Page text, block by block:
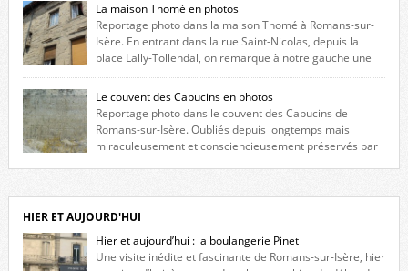
La maison Thomé en photos
Reportage photo dans la maison Thomé à Romans-sur-
Isère. En entrant dans la rue Saint-Nicolas, depuis la
place Lally-Tollendal, on remarque à notre gauche une
maison construite au XVIè siècle. Les deux façades sont ornées de
fenêtres jumelles à meneaux. Entre ces deux étages, on peut voir une
niche qui contient une statue de la Vierge. […]
Le couvent des Capucins en photos
Reportage photo dans le couvent des Capucins de
Romans-sur-Isère. Oubliés depuis longtemps mais
miraculeusement et consciencieusement préservés par
l’histoire de la redécouverte de vestiges du couvent des Capucins ! Petit
retour sur l’histoire […]
HIER ET AUJOURD'HUI
Hier et aujourd’hui : la boulangerie Pinet
Une visite inédite et fascinante de Romans-sur-Isère, hier